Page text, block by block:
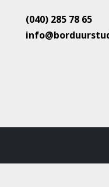
(040) 285 78 65